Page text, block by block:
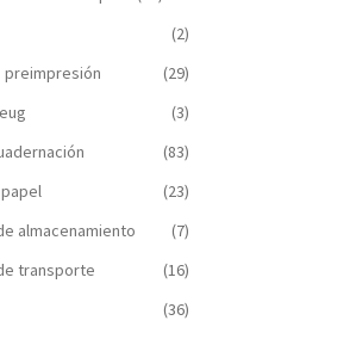
(2)
preimpresión
(29)
(3)
(83)
(23)
almacenamiento
(7)
transporte
(16)
(36)